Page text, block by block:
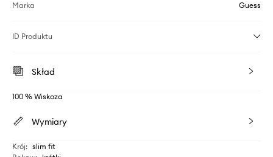
Marka Guess
ID Produktu
Skład
100 % Wiskoza
Wymiary
Krój: slim fit